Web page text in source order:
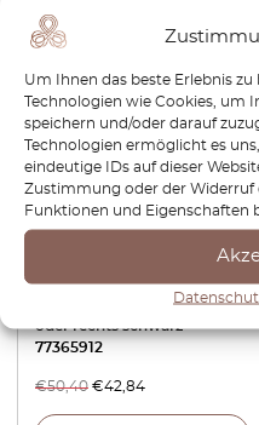
Um Ihnen das beste Erlebnis
Technologien wie Cookies, um
speichern und/oder darauf
Technologien ermöglicht es
eindeutige IDs auf dieser
Zustimmung oder der
Funktionen und Eigenschaften
Schiebedachhalterung
Reparatursatz 3er-Set links
oder rechts schwarz
77365912
€50,40 €42,84